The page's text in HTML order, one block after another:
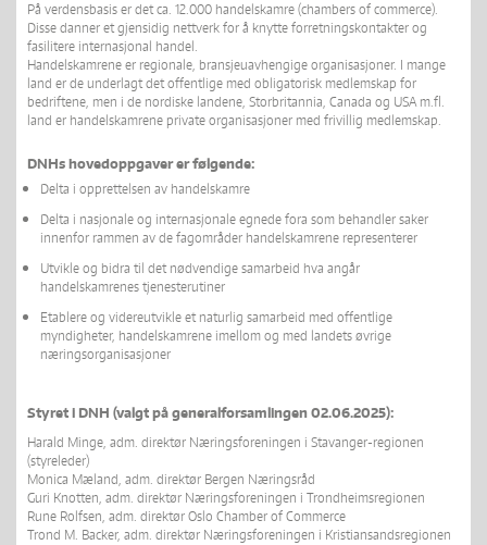
På verdensbasis er det ca. 12.000 handelskamre (chambers of commerce).
Disse danner et gjensidig nettverk for å knytte forretningskontakter og
fasilitere internasjonal handel.
Handelskamrene er regionale, bransjeuavhengige organisasjoner. I mange
land er de underlagt det offentlige med obligatorisk medlemskap for
bedriftene, men i de nordiske landene, Storbritannia, Canada og USA m.fl.
land er handelskamrene private organisasjoner med frivillig medlemskap.
DNHs hovedoppgaver er følgende:
Delta i opprettelsen av handelskamre
Delta i nasjonale og internasjonale egnede fora som behandler saker
innenfor rammen av de fagområder handelskamrene representerer
Utvikle og bidra til det nødvendige samarbeid hva angår
handelskamrenes tjenesterutiner
Etablere og videreutvikle et naturlig samarbeid med offentlige
myndigheter, handelskamrene imellom og med landets øvrige
næringsorganisasjoner
Styret i DNH (valgt på generalforsamlingen 02.06.2025):
Harald Minge, adm. direktør Næringsforeningen i Stavanger-regionen
(styreleder)
Monica Mæland, adm. direktør Bergen Næringsråd
Guri Knotten, adm. direktør Næringsforeningen i Trondheimsregionen
Rune Rolfsen, adm. direktør Oslo Chamber of Commerce
Trond M. Backer, adm. direktør Næringsforeningen i Kristiansandsregionen